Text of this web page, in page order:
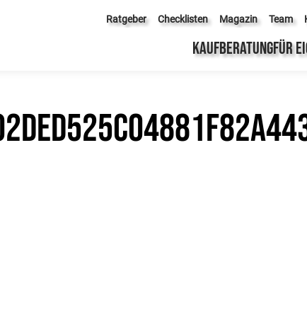
Ratgeber Checklisten Magazin Team
KAUFBERATUNGFÜR